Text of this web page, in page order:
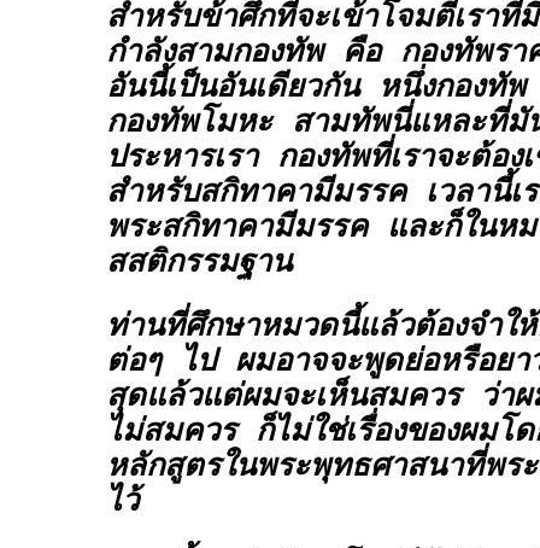
สำหรับข้าศึกที่จะเข้าโจมตีเรา
กำลังสามกองทัพ คือ กองทัพรา
อันนี้เป็นอันเดียวกัน หนึ่งกองทั
กองทัพโมหะ สามทัพนี่แหละที่มั
ประหารเรา กองทัพที่เราจะต้อ
สำหรับสกิทาคามีมรรค เวลานี้เ
พระสกิทาคามีมรรค และก็ในห
สสติกรรมฐาน
ท่านที่ศึกษาหมวดนี้แล้วต้องจำใ
ต่อๆ ไป ผมอาจจะพูดย่อหรือยา
สุดแล้วแต่ผมจะเห็นสมควร ว่า
ไม่สมควร ก็ไม่ใช่เรื่องของผมโ
หลักสูตรในพระพุทธศาสนาที่พระ
ไว้